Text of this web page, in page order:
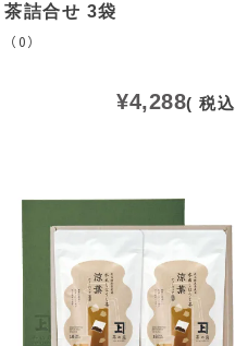
茶詰合せ 3袋
（0）
¥4,288 税込